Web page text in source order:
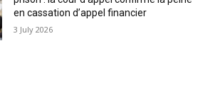
en cassation d’appel financier
3 July 2026